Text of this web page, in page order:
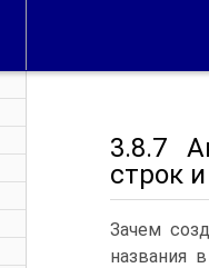
3.8.7
строк
Зачем
названия